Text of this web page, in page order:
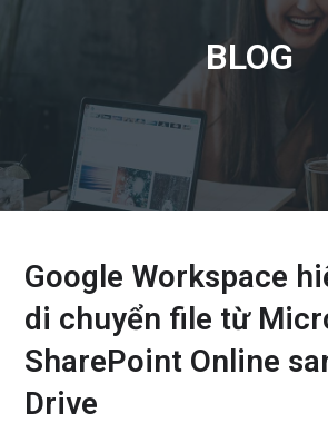
BLOG
Google Workspace
di chuyển file từ
SharePoint Online
Drive